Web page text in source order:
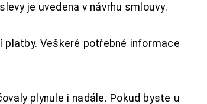
je uvedena v návrhu smlouvy.
Veškeré potřebné informace
plynule i nadále. Pokud byste u